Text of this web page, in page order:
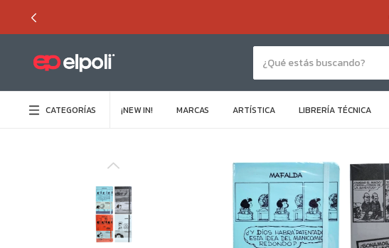
CATEGORÍAS ¡NEW IN! MARCAS ARTÍSTICA LIBRERÍA TÉCNICA